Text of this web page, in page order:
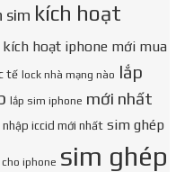
sim kích hoạt
kích hoạt iphone mới mua
tế lock nhà mạng nào lắp
lắp sim iphone mới nhất
nhập iccid mới nhất sim ghép
iphone sim ghép